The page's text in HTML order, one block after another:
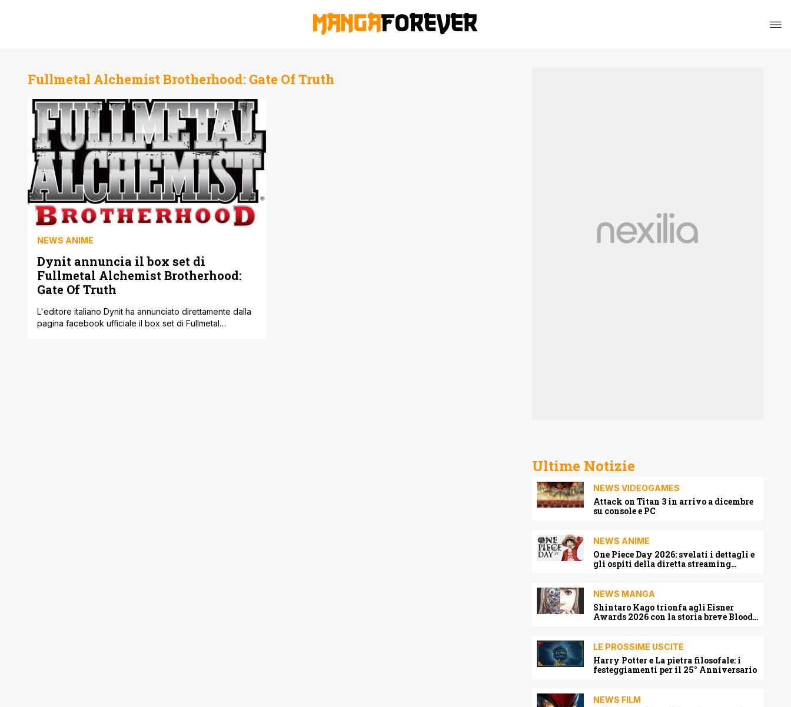
Fullmetal Alchemist Brotherhood: Gate Of Truth
NEWS ANIME
Dynit annuncia il box set di
Fullmetal Alchemist Brotherhood:
Gate Of Truth
L'editore italiano Dynit ha annunciato direttamente dalla
pagina facebook ufficiale il box set di Fullmetal
Ultime Notizie
NEWS VIDEOGAMES
Attack on Titan 3 in arrivo a dicembre
su console e PC
NEWS ANIME
One Piece Day 2026: svelati i dettagli e
gli ospiti della diretta streaming
NEWS MANGA
Shintaro Kago trionfa agli Eisner
Awards 2026 con la storia breve Blood
LE PROSSIME USCITE
Harry Potter e La pietra filosofale: i
festeggiamenti per il 25° Anniversario
NEWS FILM